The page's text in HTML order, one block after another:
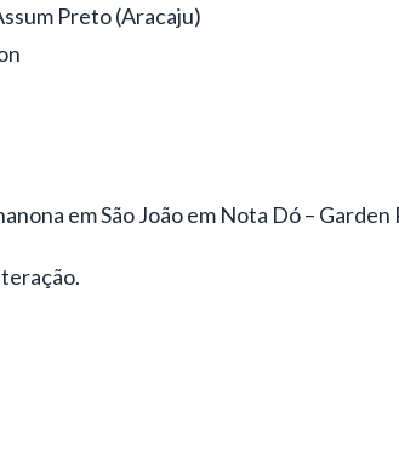
Preto (Aracaju)
em São João em Nota Dó –